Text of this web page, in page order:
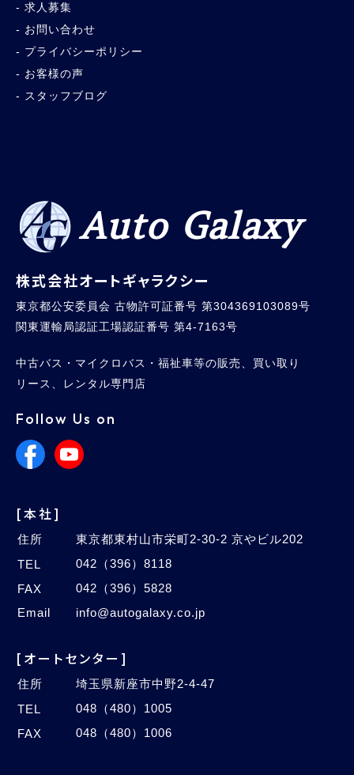
求人募集
お問い合わせ
プライバシーポリシー
お客様の声
スタッフブログ
Auto Galaxy
株式会社オートギャラクシー
東京都公安委員会 古物許可証番号 第304369103089号
関東運輸局認証工場認証番号 第4-7163号
中古バス・マイクロバス・福祉車等の販売、買い取り
リース、レンタル専門店
Follow Us on
[本社]
住所
東京都東村山市栄町2-30-2 京やビル202
TEL
042（396）8118
FAX
042（396）5828
Email
info@autogalaxy.co.jp
[オートセンター]
住所
埼玉県新座市中野2-4-47
TEL
048（480）1005
FAX
048（480）1006